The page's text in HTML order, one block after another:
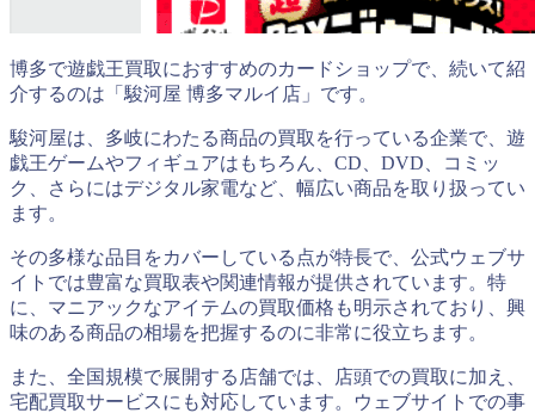
博多で遊戯王買取におすすめのカードショップで、続いて紹
介するのは「駿河屋 博多マルイ店」です。
駿河屋は、多岐にわたる商品の買取を行っている企業で、遊
戯王ゲームやフィギュアはもちろん、CD、DVD、コミッ
ク、さらにはデジタル家電など、幅広い商品を取り扱ってい
ます。
その多様な品目をカバーしている点が特長で、公式ウェブサ
イトでは豊富な買取表や関連情報が提供されています。特
に、マニアックなアイテムの買取価格も明示されており、興
味のある商品の相場を把握するのに非常に役立ちます。
また、全国規模で展開する店舗では、店頭での買取に加え、
宅配買取サービスにも対応しています。ウェブサイトでの事